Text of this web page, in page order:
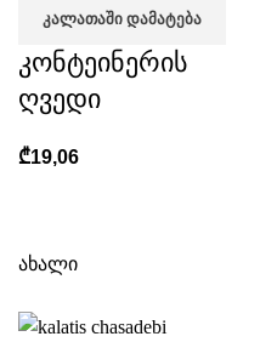
ᲙᲐᲚᲐᲗᲐᲨᲘ ᲓᲐᲛᲐᲢᲔᲑᲐ
კონტეინერის
ღვედი
₾19,06
ახალი